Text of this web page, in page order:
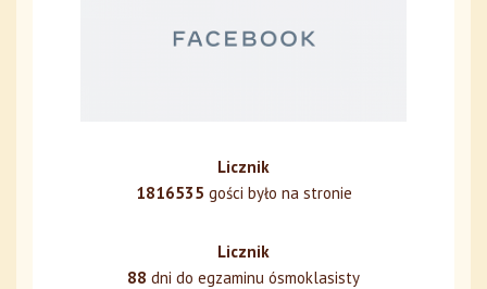
Licznik
1816535 gości było na stronie
Licznik
88 dni do egzaminu ósmoklasisty